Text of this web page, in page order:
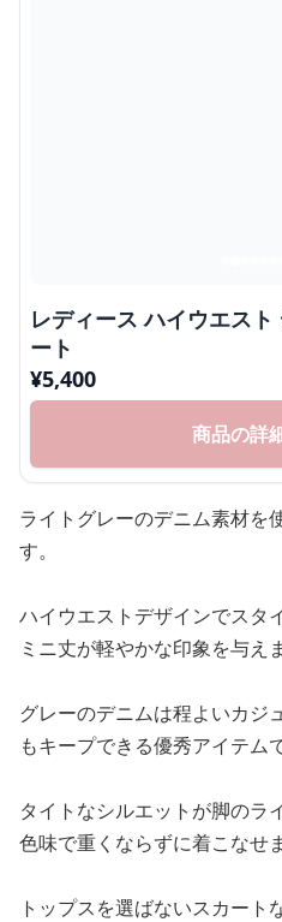
レディース ハイウエス
ート
¥5,400
商品の詳
ライトグレーのデニム素材を
す。
ハイウエストデザインでスタ
ミニ丈が軽やかな印象を与え
グレーのデニムは程よいカジ
もキープできる優秀アイテムで
タイトなシルエットが脚のラ
色味で重くならずに着こなせま
トップスを選ばないスカー